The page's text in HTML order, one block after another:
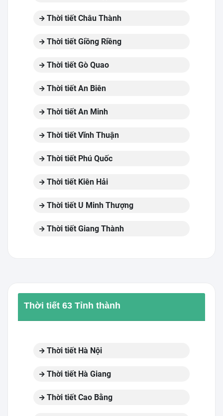
Thời tiết Châu Thành
Thời tiết Giồng Riềng
Thời tiết Gò Quao
Thời tiết An Biên
Thời tiết An Minh
Thời tiết Vĩnh Thuận
Thời tiết Phú Quốc
Thời tiết Kiên Hải
Thời tiết U Minh Thượng
Thời tiết Giang Thành
Thời tiết 63 Tỉnh thành
Thời tiết Hà Nội
Thời tiết Hà Giang
Thời tiết Cao Bằng